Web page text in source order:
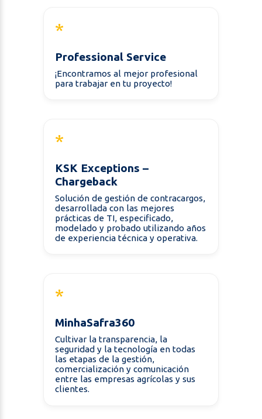
*
Professional Service
¡Encontramos al mejor profesional
para trabajar en tu proyecto!
*
KSK Exceptions –
Chargeback
Solución de gestión de contracargos,
desarrollada con las mejores
prácticas de TI, especificado,
modelado y probado utilizando años
de experiencia técnica y operativa.
*
MinhaSafra360
Cultivar la transparencia, la
seguridad y la tecnología en todas
las etapas de la gestión,
comercialización y comunicación
entre las empresas agrícolas y sus
clientes.